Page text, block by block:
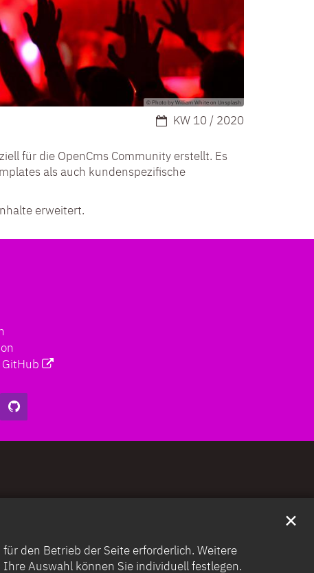
den Betrieb der Seite erforderlich. Weitere
Auswahl können Sie individuell festlegen.
✕
© Photo by William White on Unsplash
Datum:KW 10 / 2020
für die OpenCms Community erstellt. Es
als auch kundenspezifische
erweitert.